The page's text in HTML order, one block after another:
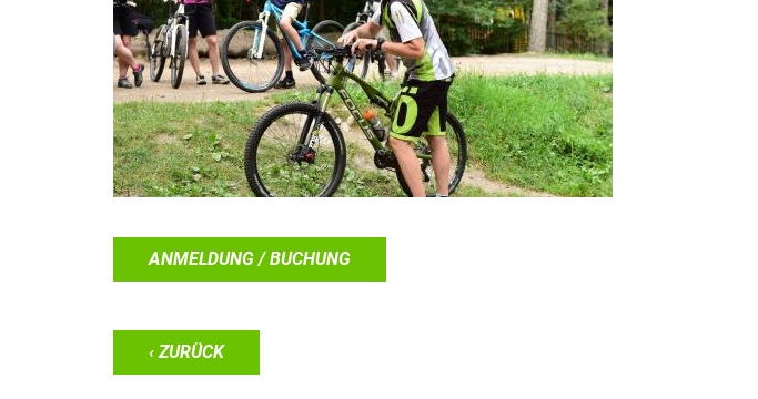
ANMELDUNG / BUCHUNG
‹ ZURÜCK